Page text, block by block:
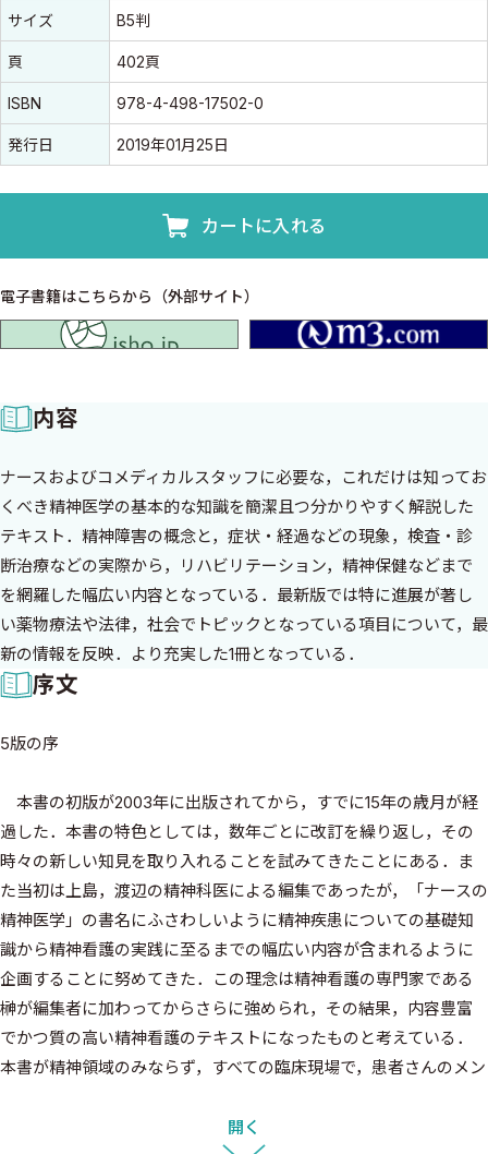
書誌情報
書誌情報
サイズ B5判
頁 402頁
ISBN 978-4-498-17502-0
発行日 2019年01月25日
カートに入れる
電子書籍はこちらから（外部サイト）
内容
ナースおよびコメディカルスタッフに必要な，これだけは知ってお
くべき精神医学の基本的な知識を簡潔且つ分かりやすく解説した
テキスト．精神障害の概念と，症状・経過などの現象，検査・診
断治療などの実際から，リハビリテーション，精神保健などまで
を網羅した幅広い内容となっている．最新版では特に進展が著し
い薬物療法や法律，社会でトピックとなっている項目について，最
新の情報を反映．より充実した1冊となっている．
序文
5版の序
本書の初版が2003年に出版されてから，すでに15年の歳月が経
過した．本書の特色としては，数年ごとに改訂を繰り返し，その
時々の新しい知見を取り入れることを試みてきたことにある．ま
た当初は上島，渡辺の精神科医による編集であったが，「ナースの
精神医学」の書名にふさわしいように精神疾患についての基礎知
識から精神看護の実践に至るまでの幅広い内容が含まれるように
企画することに努めてきた．この理念は精神看護の専門家である
榊が編集者に加わってからさらに強められ，その結果，内容豊富
でかつ質の高い精神看護のテキストになったものと考えている．
本書が精神領域のみならず，すべての臨床現場で，患者さんのメン
開く